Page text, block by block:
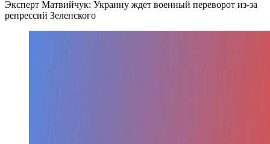
Эксперт Матвийчук: Украину ждет военный переворот из-за
репрессий Зеленского